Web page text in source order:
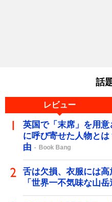
話
レビュー
英国で「末席」を用意
に呼び寄せた人物と
由
Book Bang
舌は欠損、衣服には
「世界一不気味な山